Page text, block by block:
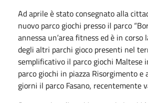
Ad aprile è stato consegnato alla
nuovo parco giochi presso il parco
annessa un’area fitness ed è in
degli altri parchi gioco presenti nel
semplificativo il parco giochi Maltese
parco giochi in piazza Risorgimento e
giorni il parco Fasano, recentemente